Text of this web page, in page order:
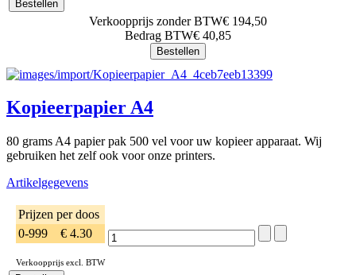
Verkoopprijs zonder BTW€ 194,50
Bedrag BTW€ 40,85
Kopieerpapier A4
80 grams A4 papier pak 500 vel voor uw kopieer apparaat. Wij
gebruiken het zelf ook voor onze printers.
Artikelgegevens
Prijzen per doos
0-999
€ 4.30
Verkoopprijs excl. BTW